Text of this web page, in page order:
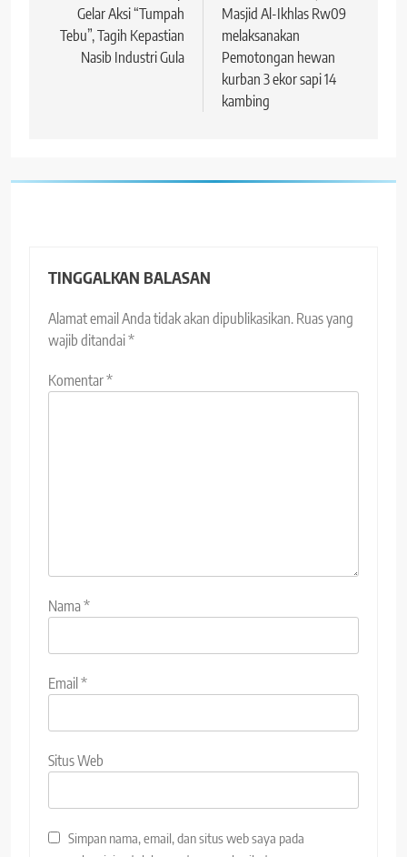
Gelar Aksi “Tumpah
Tebu”, Tagih Kepastian
Nasib Industri Gula
Masjid Al-Ikhlas Rw09
melaksanakan
Pemotongan hewan
kurban 3 ekor sapi 14
kambing
TINGGALKAN BALASAN
Alamat email Anda tidak akan dipublikasikan. Ruas yang
wajib ditandai*
Komentar*
Nama*
Email*
Situs Web
Simpan nama, email, dan situs web saya pada